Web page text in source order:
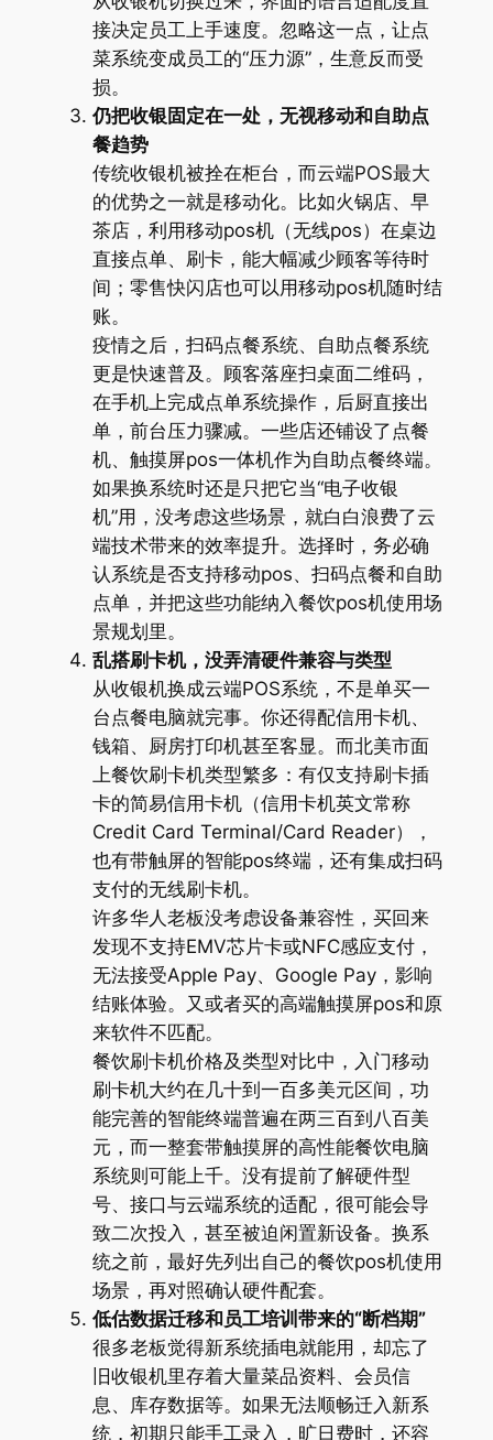
接决定员工上手速度。忽略这一点，让点
菜系统变成员工的“压力源”，生意反而受
损。
仍把收银固定在一处，无视移动和自助点
餐趋势
传统收银机被拴在柜台，而云端POS最大
的优势之一就是移动化。比如火锅店、早
茶店，利用移动pos机（无线pos）在桌边
直接点单、刷卡，能大幅减少顾客等待时
间；零售快闪店也可以用移动pos机随时结
账。
疫情之后，扫码点餐系统、自助点餐系统
更是快速普及。顾客落座扫桌面二维码，
在手机上完成点单系统操作，后厨直接出
单，前台压力骤减。一些店还铺设了点餐
机、触摸屏pos一体机作为自助点餐终端。
如果换系统时还是只把它当“电子收银
机”用，没考虑这些场景，就白白浪费了云
端技术带来的效率提升。选择时，务必确
认系统是否支持移动pos、扫码点餐和自助
点单，并把这些功能纳入餐饮pos机使用场
景规划里。
乱搭刷卡机，没弄清硬件兼容与类型
从收银机换成云端POS系统，不是单买一
台点餐电脑就完事。你还得配信用卡机、
钱箱、厨房打印机甚至客显。而北美市面
上餐饮刷卡机类型繁多：有仅支持刷卡插
卡的简易信用卡机（信用卡机英文常称
Credit Card Terminal/Card Reader），
也有带触屏的智能pos终端，还有集成扫码
支付的无线刷卡机。
许多华人老板没考虑设备兼容性，买回来
发现不支持EMV芯片卡或NFC感应支付，
无法接受Apple Pay、Google Pay，影响
结账体验。又或者买的高端触摸屏pos和原
来软件不匹配。
餐饮刷卡机价格及类型对比中，入门移动
刷卡机大约在几十到一百多美元区间，功
能完善的智能终端普遍在两三百到八百美
元，而一整套带触摸屏的高性能餐饮电脑
系统则可能上千。没有提前了解硬件型
号、接口与云端系统的适配，很可能会导
致二次投入，甚至被迫闲置新设备。换系
统之前，最好先列出自己的餐饮pos机使用
场景，再对照确认硬件配套。
低估数据迁移和员工培训带来的“断档期”
很多老板觉得新系统插电就能用，却忘了
旧收银机里存着大量菜品资料、会员信
息、库存数据等。如果无法顺畅迁入新系
统，初期只能手工录入，旷日费时，还容